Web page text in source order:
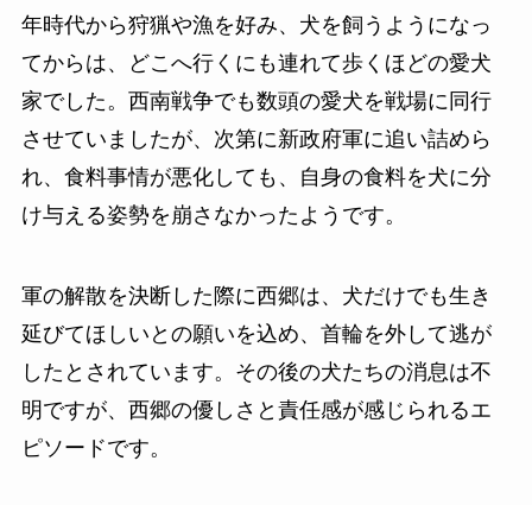
年時代から狩猟や漁を好み、犬を飼うようになっ
てからは、どこへ行くにも連れて歩くほどの愛犬
家でした。西南戦争でも数頭の愛犬を戦場に同行
させていましたが、次第に新政府軍に追い詰めら
れ、食料事情が悪化しても、自身の食料を犬に分
け与える姿勢を崩さなかったようです。
軍の解散を決断した際に西郷は、犬だけでも生き
延びてほしいとの願いを込め、首輪を外して逃が
したとされています。その後の犬たちの消息は不
明ですが、西郷の優しさと責任感が感じられるエ
ピソードです。